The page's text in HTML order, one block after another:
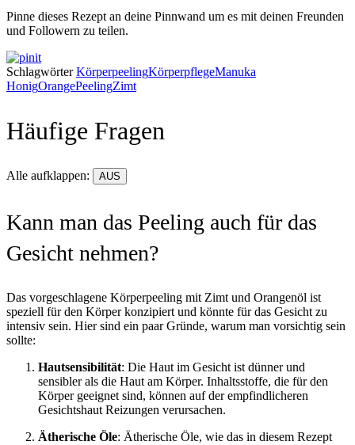
Pinne dieses Rezept an deine Pinnwand um es mit deinen Freunden
und Followern zu teilen.
Schlagwörter KörperpeelingKörperpflegeManuka
HonigOrangePeelingZimt
Häufige Fragen
Alle aufklappen: AUS
Kann man das Peeling auch für das
Gesicht nehmen?
Das vorgeschlagene Körperpeeling mit Zimt und Orangenöl ist
speziell für den Körper konzipiert und könnte für das Gesicht zu
intensiv sein. Hier sind ein paar Gründe, warum man vorsichtig sein
sollte:
Hautsensibilität: Die Haut im Gesicht ist dünner und
sensibler als die Haut am Körper. Inhaltsstoffe, die für den
Körper geeignet sind, können auf der empfindlicheren
Gesichtshaut Reizungen verursachen.
Ätherische Öle: Ätherische Öle, wie das in diesem Rezept